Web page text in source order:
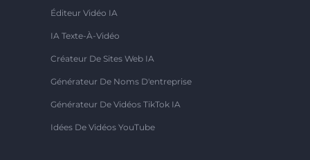
Éditeur Vidéo IA
IA Texte-À-Vidéo
Créateur De Sites Web IA
Générateur De Noms D'entreprise
Générateur De Vidéos TikTok IA
Idées De Vidéos YouTube